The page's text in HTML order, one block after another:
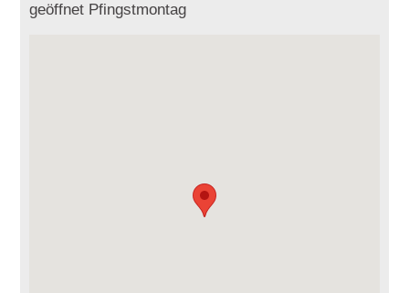
geöffnet Pfingstmontag